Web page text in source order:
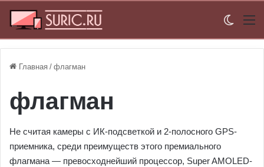
Главная / флагман
флагман
Не считая камеры с ИК-подсветкой и 2-полосного GPS-
приемника, среди преимуществ этого премиального
флагмана — превосходнейший процессор, Super AMOLED-